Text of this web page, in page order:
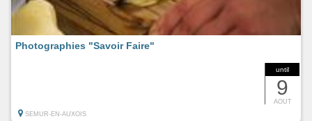
until
9
AOUT
Photographies "Savoir Faire"
SEMUR-EN-AUXOIS